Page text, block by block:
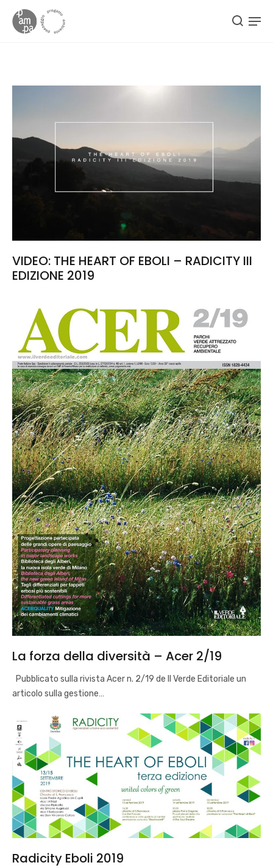
VIDEO: THE HEART OF EBOLI – RADICITY III
EDIZIONE 2019
La forza della diversità – Acer 2/19
Pubblicato sulla rivista Acer n. 2/19 de Il Verde Editoriale un
articolo sulla gestione…
Radicity Eboli 2019